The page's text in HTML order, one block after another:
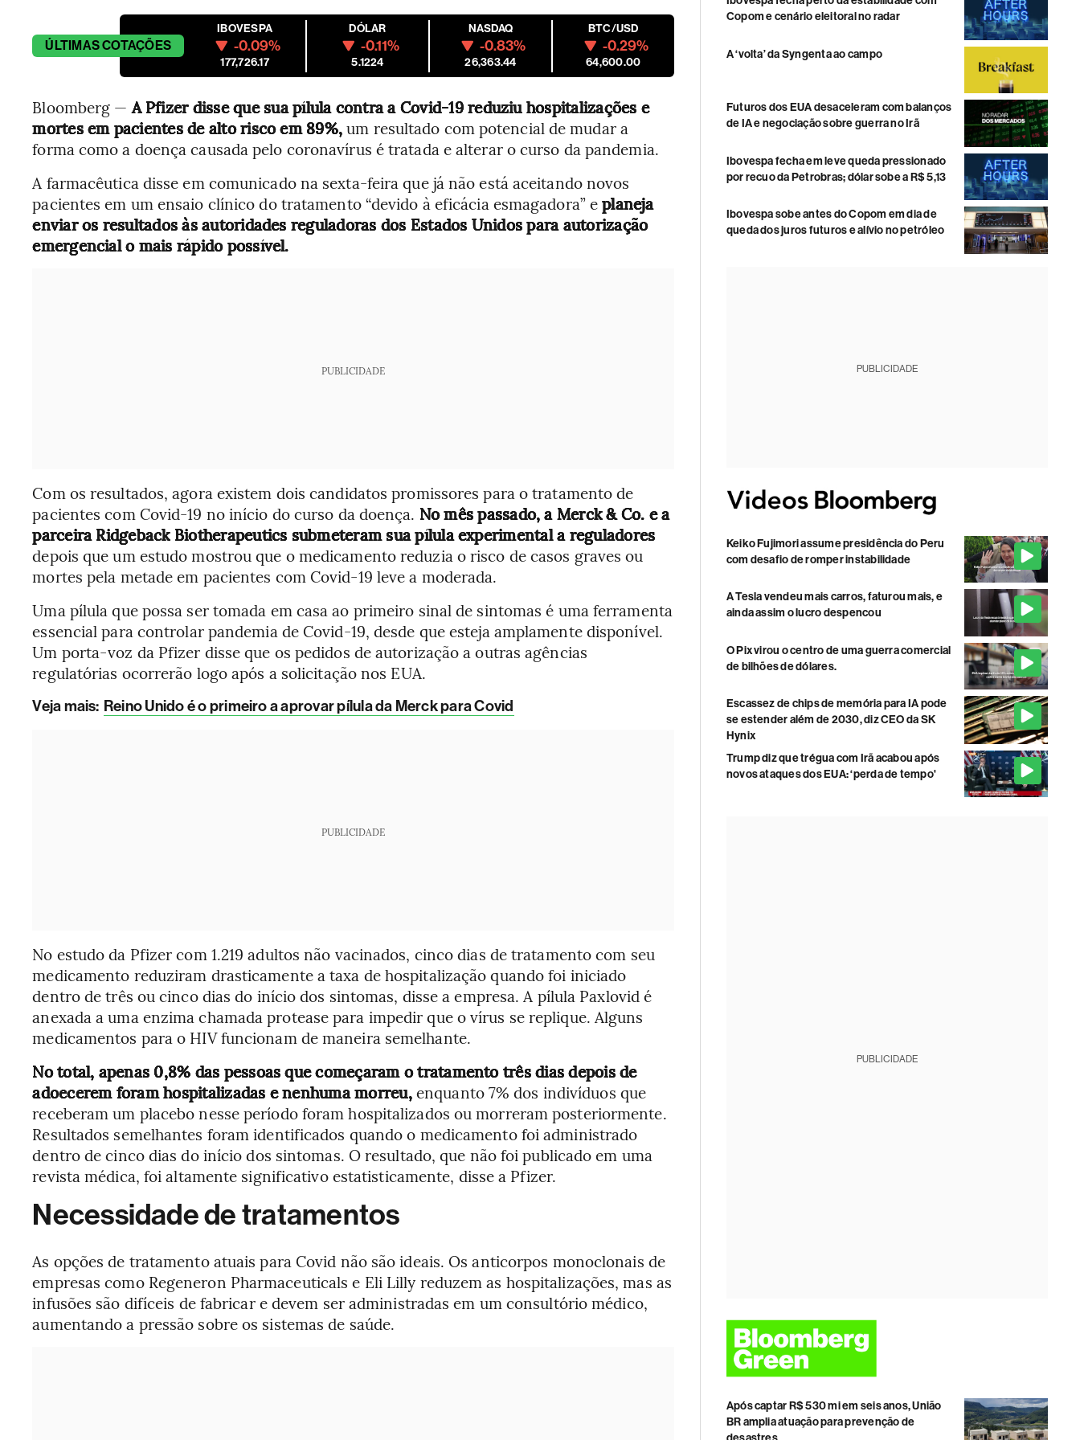
ÚLTIMASCOTAÇÕES
IBOVESPA
-0.09%
177,726.17
DÓLAR
-0.11%
5.1224
NASDAQ
-0.83%
26,363.44
BTC/USD
-0.29%
64,600.00
Bloomberg —A Pfizer disse que sua pílula contra a Covid-19 reduziu hospitalizações e
mortes em pacientes de alto risco em 89%,um resultado com potencial de mudar a
forma como a doença causada pelo coronavírus é tratada e alterar o curso da pandemia.
A farmacêutica disse em comunicado na sexta-feira que já não está aceitando novos
pacientes em um ensaio clínico do tratamento “devido à eficácia esmagadora” eplaneja
enviar os resultados às autoridades reguladoras dos Estados Unidos para autorização
emergencial o mais rápido possível.
PUBLICIDADE
Com os resultados, agora existem dois candidatos promissores para o tratamento de
pacientes com Covid-19 no início do curso da doença. No mês passado, a Merck & Co. e a
parceira Ridgeback Biotherapeutics submeteram sua pílula experimental a reguladores
depois que um estudo mostrou que o medicamento reduzia o risco de casos graves ou
mortes pela metade em pacientes com Covid-19 leve a moderada.
Uma pílula que possa ser tomada em casa ao primeiro sinal de sintomas é uma ferramenta
essencial para controlar pandemia de Covid-19, desde que esteja amplamente disponível.
Um porta-voz da Pfizer disse que os pedidos de autorização a outras agências
regulatórias ocorrerão logo após a solicitação nos EUA.
Veja mais: Reino Unido é o primeiro a aprovar pílula da Merck para Covid
PUBLICIDADE
No estudo da Pfizer com 1.219 adultos não vacinados, cinco dias de tratamento com seu
medicamento reduziram drasticamente a taxa de hospitalização quando foi iniciado
dentro de três ou cinco dias do início dos sintomas, disse a empresa. A pílula Paxlovid é
anexada a uma enzima chamada protease para impedir que o vírus se replique. Alguns
medicamentos para o HIV funcionam de maneira semelhante.
No total, apenas 0,8% das pessoas que começaram o tratamento três dias depois de
adoecerem foram hospitalizadas e nenhuma morreu,enquanto 7% dos indivíduos que
receberam um placebo nesse período foram hospitalizados ou morreram posteriormente.
Resultados semelhantes foram identificados quando o medicamento foi administrado
dentro de cinco dias do início dos sintomas. O resultado, que não foi publicado em uma
revista médica, foi altamente significativo estatisticamente, disse a Pfizer.
Necessidade de tratamentos
As opções de tratamento atuais para Covid não são ideais. Os anticorpos monoclonais de
empresas como Regeneron Pharmaceuticals e Eli Lilly reduzem as hospitalizações, mas as
infusões são difíceis de fabricar e devem ser administradas em um consultório médico,
aumentando a pressão sobre os sistemas de saúde.
Copom e cenário eleitoral no radar
A ‘volta’ da Syngenta ao campo
Futuros dos EUA desaceleram com balanços
de IA e negociação sobre guerra no Irã
Ibovespa fecha em leve queda pressionado
por recuo da Petrobras; dólar sobe a R$ 5,13
Ibovespa sobe antes do Copom em dia de
queda dos juros futuros e alívio no petróleo
PUBLICIDADE
Keiko Fujimori assume presidência do Peru
com desafio de romper instabilidade
A Tesla vendeu mais carros, faturou mais, e
ainda assim o lucro despencou
O Pix virou o centro de uma guerra comercial
de bilhões de dólares.
Escassez de chips de memória para IA pode
se estender além de 2030, diz CEO da SK
Hynix
Trump diz que trégua com Irã acabou após
novos ataques dos EUA: ‘perda de tempo'
PUBLICIDADE
Após captar R$ 530 mi em seis anos, União
BR amplia atuação para prevenção de